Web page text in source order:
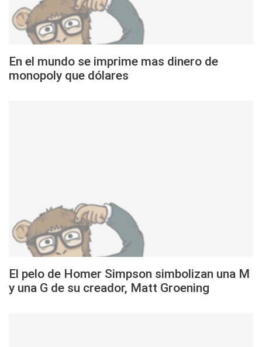
En el mundo se imprime mas dinero de
monopoly que dólares
El pelo de Homer Simpson simbolizan una M
y una G de su creador, Matt Groening